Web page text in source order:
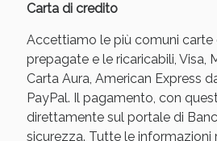
Carta di credito
Accettiamo le più comuni carte
prepagate e le ricaricabili, Visa,
Carta Aura, American Express
PayPal. Il pagamento, con
direttamente sul portale di
sicurezza. Tutte le informazioni